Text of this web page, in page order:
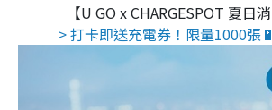
【U GO x CHARGESPOT 夏日消
> 打卡即送充電券！限量1000張